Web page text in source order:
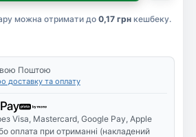
можна отримати до 0,17 грн кешбеку.
Поштою
доставку та оплату
Visa, Mastercard, Google Pay, Apple
оплата при отриманні (накладений